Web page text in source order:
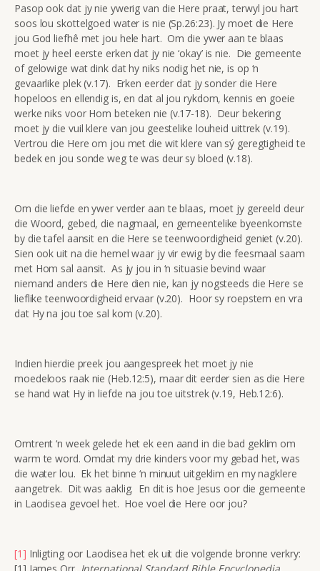
Pasop ook dat jy nie ywerig van die Here praat, terwyl jou hart
soos lou skottelgoed water is nie (Sp.26:23). Jy moet die Here
jou God liefhê met jou hele hart. Om die ywer aan te blaas
moet jy heel eerste erken dat jy nie ‘okay’ is nie. Die gemeente
of gelowige wat dink dat hy niks nodig het nie, is op ‘n
gevaarlike plek (v.17). Erken eerder dat jy sonder die Here
hopeloos en ellendig is, en dat al jou rykdom, kennis en goeie
werke niks voor Hom beteken nie (v.17-18). Deur bekering
moet jy die vuil klere van jou geestelike louheid uittrek (v.19).
Vertrou die Here om jou met die wit klere van sý geregtigheid te
bedek en jou sonde weg te was deur sy bloed (v.18).
Om die liefde en ywer verder aan te blaas, moet jy gereeld deur
die Woord, gebed, die nagmaal, en gemeentelike byeenkomste
by die tafel aansit en die Here se teenwoordigheid geniet (v.20).
Sien ook uit na die hemel waar jy vir ewig by die feesmaal saam
met Hom sal aansit. As jy jou in ‘n situasie bevind waar
niemand anders die Here dien nie, kan jy nogsteeds die Here se
lieflike teenwoordigheid ervaar (v.20). Hoor sy roepstem en vra
dat Hy na jou toe sal kom (v.20).
Indien hierdie preek jou aangespreek het moet jy nie
moedeloos raak nie (Heb.12:5), maar dit eerder sien as die Here
se hand wat Hy in liefde na jou toe uitstrek (v.19, Heb.12:6).
Omtrent ‘n week gelede het ek een aand in die bad geklim om
warm te word. Omdat my drie kinders voor my gebad het, was
die water lou. Ek het binne ‘n minuut uitgeklim en my nagklere
aangetrek. Dit was aaklig. En dit is hoe Jesus oor die gemeente
in Laodisea gevoel het. Hoe voel die Here oor jou?
[1] Inligting oor Laodisea het ek uit die volgende bronne verkry: